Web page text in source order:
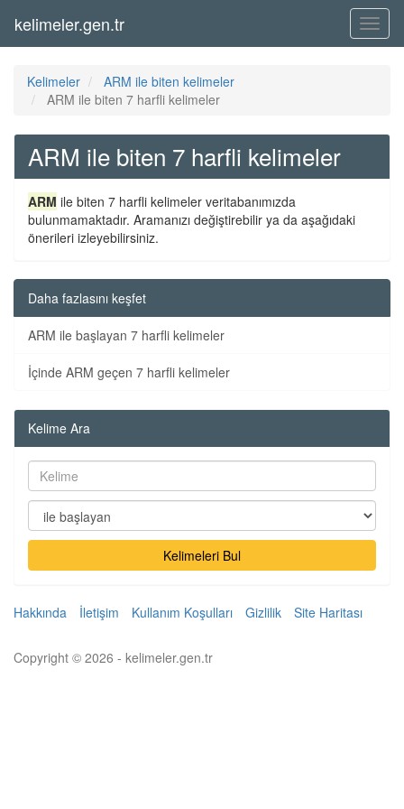
Menü
kelimeler.gen.tr
Kelimeler
ARM ile biten kelimeler
ARM ile biten 7 harfli kelimeler
ARM ile biten 7 harfli kelimeler
ARM ile biten 7 harfli kelimeler veritabanımızda
bulunmamaktadır. Aramanızı değiştirebilir ya da aşağıdaki
önerileri izleyebilirsiniz.
Daha fazlasını keşfet
ARM ile başlayan 7 harfli kelimeler
İçinde ARM geçen 7 harfli kelimeler
Kelime Ara
Kelimeleri Bul
Hakkında İletişim Kullanım Koşulları Gizlilik Site Haritası
Copyright © 2026 - kelimeler.gen.tr